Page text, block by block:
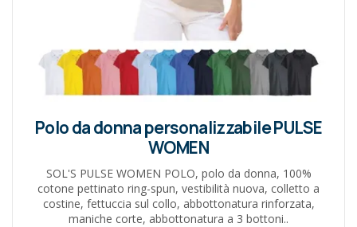
Polo da donna personalizzabile PULSE
WOMEN
SOL'S PULSE WOMEN POLO, polo da donna, 100%
cotone pettinato ring-spun, vestibilità nuova, colletto a
costine, fettuccia sul collo, abbottonatura rinforzata,
maniche corte, abbottonatura a 3 bottoni..